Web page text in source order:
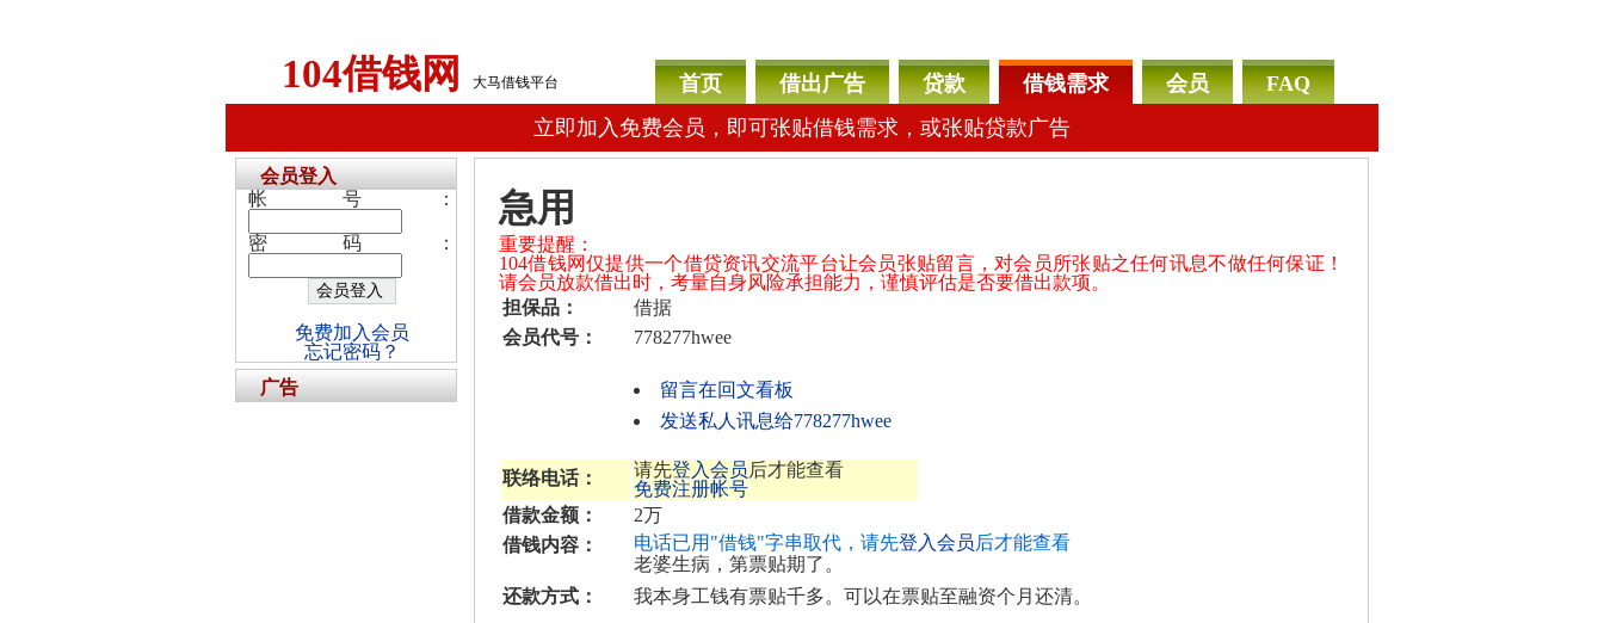
104借钱网 大马借钱平台 首页 借出广告 贷款 借钱需求 会员
FAQ
立即加入免费会员，即可张贴借钱需求，或张贴贷款广告
急用
重要提醒：
104借钱网仅提供一个借贷资讯交流平台让会员张贴留言，对会员所张贴之任何讯息不做任何保证！
请会员放款借出时，考量自身风险承担能力，谨慎评估是否要借出款项。
担保品：
借据
会员代号：
778277hwee
留言在回文看板
发送私人讯息给778277hwee
联络电话： 请先登入会员后才能查看
免费注册帐号
借款金额：
2万
借钱内容：
电话已用"借钱"字串取代，请先登入会员后才能查看
老婆生病，第票贴期了。
还款方式：
我本身工钱有票贴千多。可以在票贴至融资个月还清。
会员登入
帐号：
密码：
免费加入会员
忘记密码？
广告